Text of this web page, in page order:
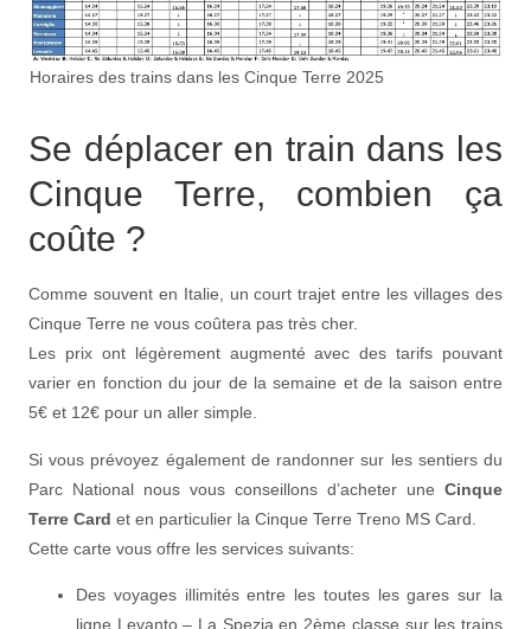
Horaires des trains dans les Cinque Terre 2025
Se déplacer en train dans les
Cinque Terre, combien ça
coûte ?
Comme souvent en Italie, un court trajet entre les villages des
Cinque Terre ne vous coûtera pas très cher.
Les prix ont légèrement augmenté avec des tarifs pouvant
varier en fonction du jour de la semaine et de la saison entre
5€ et 12€ pour un aller simple.
Si vous prévoyez également de randonner sur les sentiers du
Parc National nous vous conseillons d’acheter une Cinque
Terre Card et en particulier la Cinque Terre Treno MS Card.
Cette carte vous offre les services suivants:
Des voyages illimités entre les toutes les gares sur la
ligne Levanto – La Spezia en 2ème classe sur les trains